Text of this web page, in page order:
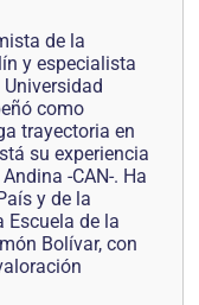
de la
y especialista
como
trayectoria en
su experiencia
-CAN-. Ha
y de la
Escuela de la
Bolívar, con